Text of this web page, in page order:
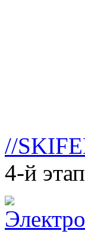
//
4-й